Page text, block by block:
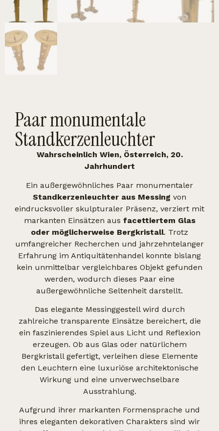
Paar monumentale
Standkerzenleuchter
Wahrscheinlich Wien, Österreich, 20.
Jahrhundert
Ein außergewöhnliches Paar monumentaler
Standkerzenleuchter aus Messing von
eindrucksvoller skulpturaler Präsenz, verziert mit
markanten Einsätzen aus facettiertem Glas
oder möglicherweise Bergkristall. Trotz
umfangreicher Recherchen und jahrzehntelanger
Erfahrung im Antiquitätenhandel konnte bislang
kein unmittelbar vergleichbares Objekt gefunden
werden, wodurch dieses Paar eine
außergewöhnliche Seltenheit darstellt.
Das elegante Messinggestell wird durch
zahlreiche transparente Einsätze bereichert, die
ein faszinierendes Spiel aus Licht und Reflexion
erzeugen. Ob aus Glas oder natürlichem
Bergkristall gefertigt, verleihen diese Elemente
den Leuchtern eine luxuriöse architektonische
Wirkung und eine unverwechselbare
Ausstrahlung.
Aufgrund ihrer markanten Formensprache und
ihres eleganten dekorativen Charakters sind wir